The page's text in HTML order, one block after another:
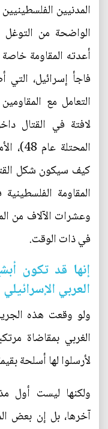
المدنيين
الواضحة من التوغل
أعدته المقاومة
فاجأ إسرائيل،
التعامل مع
لافتة في القتال
كيف سيكون شكل
المقاومة
وعشرات الآلاف من
في ذات الوقت.
إنها قد تكون
العربي الإسرائيلي
ولو وقعت هذه
الغربي بمقاضاة
لأرسلوا لها أسلحة
ولكنها ليست أول
آخرها، بل إن بعض